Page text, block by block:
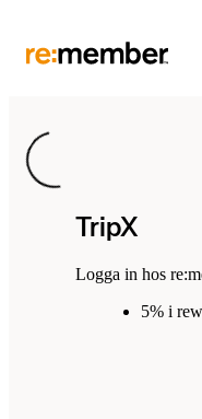
TripX
Logga in hos
5% i
Loading...